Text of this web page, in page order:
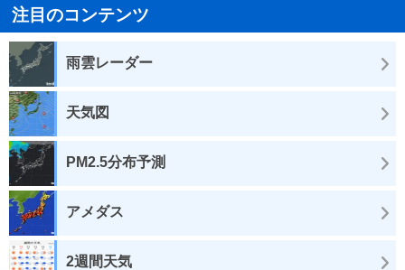
注目のコンテンツ
雨雲レーダー
天気図
PM2.5分布予測
アメダス
2週間天気